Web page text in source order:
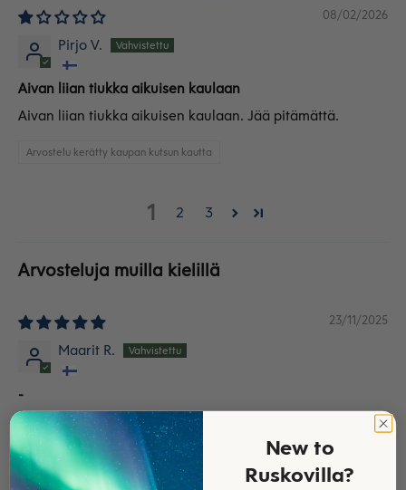
08/02/2026
Pirjo V.
Aivan liian tiukka aikuisen kaulaan
Aivan liian tiukka aikuisen kaulaan. Jää pitämättä.
Arvostelu kerätty kaupan kutsun kautta
1 2 3
Arvosteluja muilla kielillä
23/11/2025
Maarit R.
-
-
Arvostelu kerätty kaupan kutsun kautta
Käännä arvostelu kielelle suomi
New to
Ruskovilla?